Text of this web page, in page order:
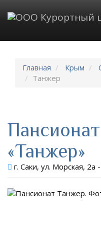
Главная Крым
Танжер
Пансионат
«Танжер»
г. Саки, ул. Морская, 2a -